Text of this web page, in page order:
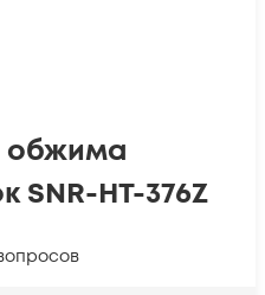
обжима
SNR-HT-376Z